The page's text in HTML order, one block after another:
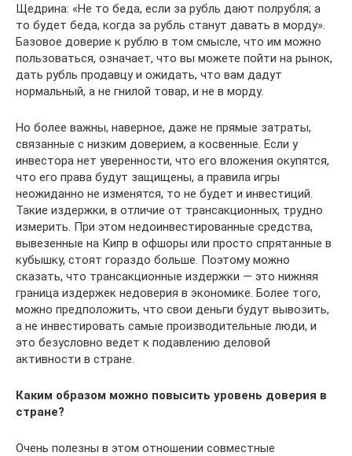
Щедрина: «Не то беда, если за рубль дают полрубля; а
то будет беда, когда за рубль станут давать в морду».
Базовое доверие к рублю в том смысле, что им можно
пользоваться, означает, что вы можете пойти на рынок,
дать рубль продавцу и ожидать, что вам дадут
нормальный, а не гнилой товар, и не в морду.
Но более важны, наверное, даже не прямые затраты,
связанные с низким доверием, а косвенные. Если у
инвестора нет уверенности, что его вложения окупятся,
что его права будут защищены, а правила игры
неожиданно не изменятся, то не будет и инвестиций.
Такие издержки, в отличие от трансакционных, трудно
измерить. При этом недоинвестированные средства,
вывезенные на Кипр в офшоры или просто спрятанные в
кубышку, стоят гораздо больше. По­этому можно
сказать, что трансакционные издержки — это нижняя
граница издержек недоверия в экономике. Более того,
можно предположить, что свои деньги будут вывозить,
а не инвестировать самые производительные люди, и
это безусловно ведет к подав­лению деловой
активности в стране.
Каким образом можно повысить уровень доверия в
стране?
Очень полезны в этом отношении совместные